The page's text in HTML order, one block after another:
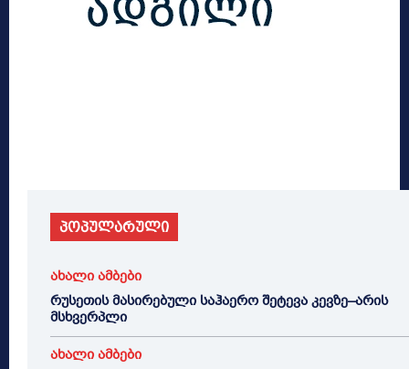
პოპულარული
ახალი ამბები
რუსეთის მასირებული საჰაერო შეტევა კევზე–არის
მსხვერპლი
ახალი ამბები